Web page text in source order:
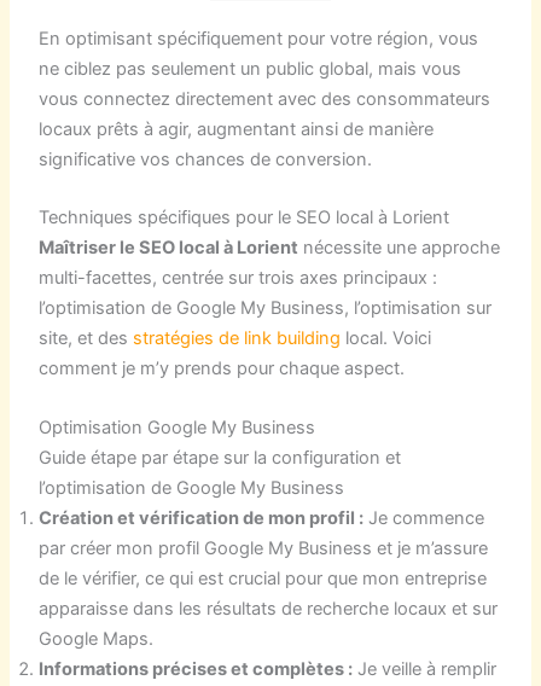
En optimisant spécifiquement pour votre région, vous
ne ciblez pas seulement un public global, mais vous
vous connectez directement avec des consommateurs
locaux prêts à agir, augmentant ainsi de manière
significative vos chances de conversion.
Techniques spécifiques pour le SEO local à Lorient
Maîtriser le SEO local à Lorient nécessite une approche
multi-facettes, centrée sur trois axes principaux :
l’optimisation de Google My Business, l’optimisation sur
site, et des stratégies de link building local. Voici
comment je m’y prends pour chaque aspect.
Optimisation Google My Business
Guide étape par étape sur la configuration et
l’optimisation de Google My Business
Création et vérification de mon profil :Je commence
par créer mon profil Google My Business et je m’assure
de le vérifier, ce qui est crucial pour que mon entreprise
apparaisse dans les résultats de recherche locaux et sur
Google Maps.
Informations précises et complètes :Je veille à remplir